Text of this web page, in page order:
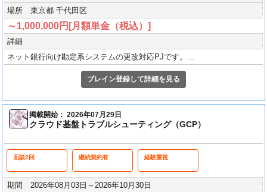
場所 東京都 千代田区
～1,000,000円[月額単金（税込）]
詳細
ネット銀行向け勘定系システムの更改対応PJです。...
ブレイン登録して詳細を見る
掲載開始： 2026年07月29日
クラウド基盤トラブルシューティング（GCP）
面談2回 継続契約有 経験重視
期間 2026年08月03日～2026年10月30日